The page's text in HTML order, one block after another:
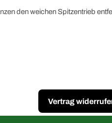
den weichen Spitzentrieb
Vertrag